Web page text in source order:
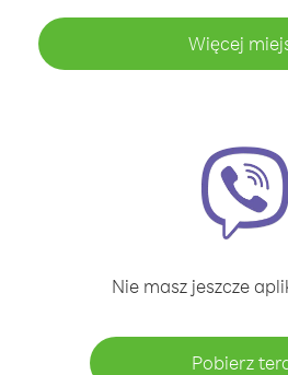
Więcej
Nie masz jeszcze
Pobierz